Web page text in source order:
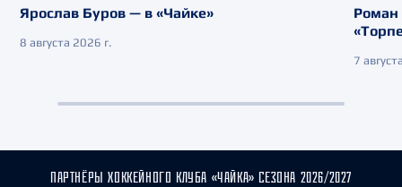
Ярослав Буров — в «Чайке»
8 августа 2026 г.
Роман
7
ПАРТНЁРЫ ХОККЕЙНОГО КЛУБА «ЧАЙКА» СЕЗОНА 2026/2027